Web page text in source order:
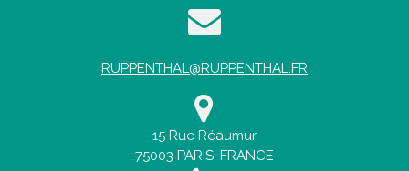
RUPPENTHAL@RUPPENTHAL.FR
15 Rue Réaumur
75003 PARIS, FRANCE